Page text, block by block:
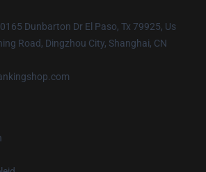
Dunbarton Dr El Paso, Tx 79925, Us
Road, Dingzhou City, Shanghai, CN